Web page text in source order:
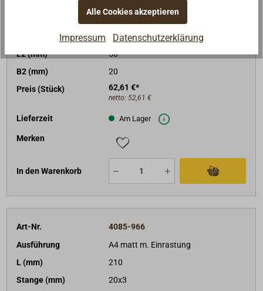
21
L2 (mm)
50
B2 (mm)
20
Preis (Stück)
62,61 €*
netto: 52,61 €
Lieferzeit Am Lager
Merken
In den Warenkorb
Art-Nr.
4085-966
Ausführung
A4 matt m. Einrastung
L (mm)
210
Stange (mm)
20x3
Alle Cookies akzeptieren
Impressum Datenschutzerklärung